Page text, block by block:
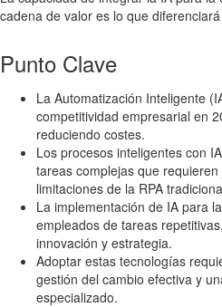
cadena de valor es lo que
Punto Clave
La Automatización Inteligente
competitividad empresarial en
reduciendo costes.
Los procesos inteligentes con
tareas complejas que
limitaciones de la RPA
La implementación de IA para
empleados de tareas
innovación y estrategia.
Adoptar estas tecnologías
gestión del cambio efectiva y
especializado.